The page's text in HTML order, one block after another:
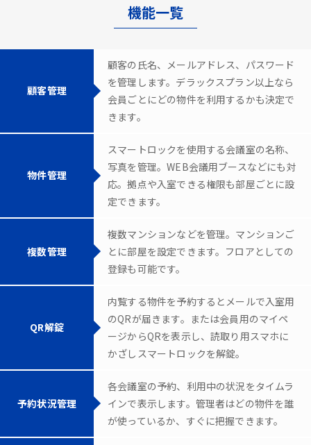
機能一覧
顧客管理
顧客の氏名、メールアドレス、パスワード
を管理します。デラックスプラン以上なら
会員ごとにどの物件を利用するかも決定で
きます。
物件管理
スマートロックを使用する会議室の名称、
写真を管理。WEB会議用ブースなどにも対
応。拠点や入室できる権限も部屋ごとに設
定できます。
複数管理
複数マンションなどを管理。マンションご
とに部屋を設定できます。フロアとしての
登録も可能です。
QR解錠
内覧する物件を予約するとメールで入室用
のQRが届きます。または会員用のマイペ
ージからQRを表示し、読取り用スマホに
かざしスマートロックを解錠。
予約状況管理
各会議室の予約、利用中の状況をタイムラ
インで表示します。管理者はどの物件を誰
が使っているか、すぐに把握できます。